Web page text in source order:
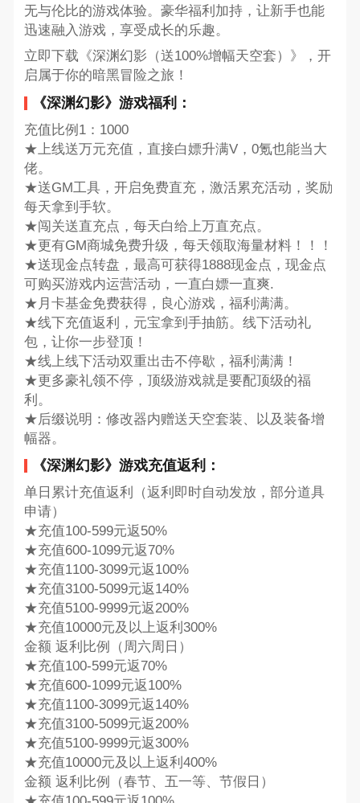
无与伦比的游戏体验。豪华福利加持，让新手也能
迅速融入游戏，享受成长的乐趣。
立即下载《深渊幻影（送100%增幅天空套）》，开
启属于你的暗黑冒险之旅！
《深渊幻影》游戏福利：
充值比例1：1000
★上线送万元充值，直接白嫖升满V，0氪也能当大
佬。
★送GM工具，开启免费直充，激活累充活动，奖励
每天拿到手软。
★闯关送直充点，每天白给上万直充点。
★更有GM商城免费升级，每天领取海量材料！！！
★送现金点转盘，最高可获得1888现金点，现金点
可购买游戏内运营活动，一直白嫖一直爽.
★月卡基金免费获得，良心游戏，福利满满。
★线下充值返利，元宝拿到手抽筋。线下活动礼
包，让你一步登顶！
★线上线下活动双重出击不停歇，福利满满！
★更多豪礼领不停，顶级游戏就是要配顶级的福
利。
★后缀说明：修改器内赠送天空套装、以及装备增
幅器。
《深渊幻影》游戏充值返利：
单日累计充值返利（返利即时自动发放，部分道具
申请）
★充值100-599元返50%
★充值600-1099元返70%
★充值1100-3099元返100%
★充值3100-5099元返140%
★充值5100-9999元返200%
★充值10000元及以上返利300%
金额 返利比例（周六周日）
★充值100-599元返70%
★充值600-1099元返100%
★充值1100-3099元返140%
★充值3100-5099元返200%
★充值5100-9999元返300%
★充值10000元及以上返利400%
金额 返利比例（春节、五一等、节假日）